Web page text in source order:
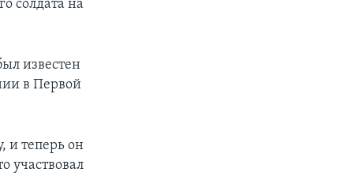
солдата на
известен
в Первой
и теперь он
участвовал